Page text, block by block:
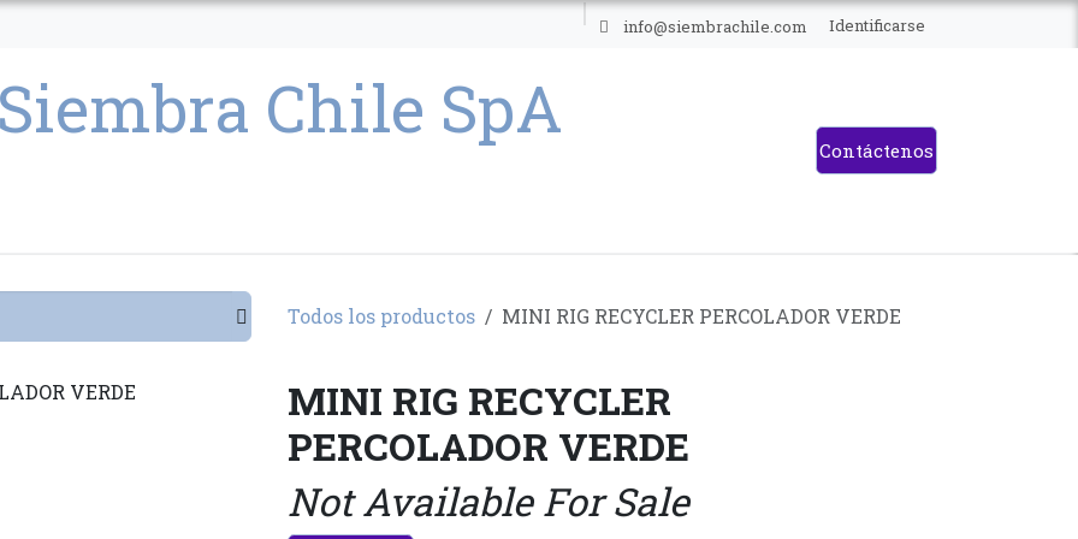
info@siembrachile.com Identificarse
Contáctenos
Todos los productos MINI RIG RECYCLER PERCOLADOR VERDE
MINI RIG RECYCLER
PERCOLADOR VERDE
Not Available For Sale